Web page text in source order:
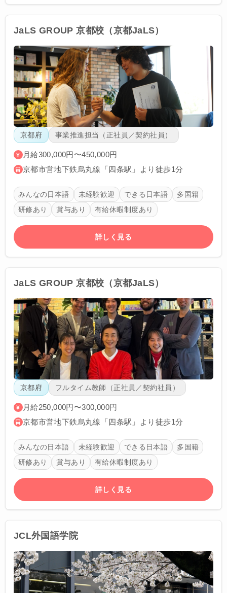
JaLS GROUP 京都校（京都JaLS）
京都府 事業推進担当（正社員／契約社員）
月給300,000円〜450,000円
京都市営地下鉄烏丸線「四条駅」より徒歩1分
みんなの日本語 未経験歓迎 できる日本語
多国籍
研修あり
賞与あり 有給休暇制度あり
詳しく見る
JaLS GROUP 京都校（京都JaLS）
京都府 フルタイム教師（正社員／契約社員）
月給250,000円〜300,000円
京都市営地下鉄烏丸線「四条駅」より徒歩1分
みんなの日本語 未経験歓迎 できる日本語
多国籍
研修あり
賞与あり 有給休暇制度あり
詳しく見る
JCL外国語学院